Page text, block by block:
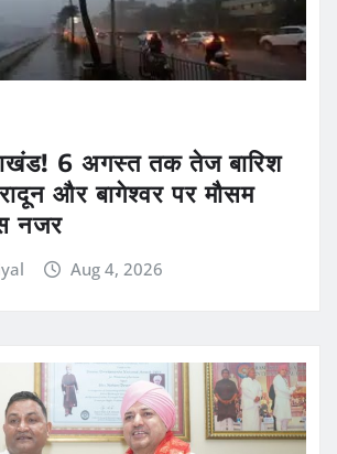
6 अगस्त तक तेज बारिश
और बागेश्वर पर मौसम
नजर
Aug 4, 2026